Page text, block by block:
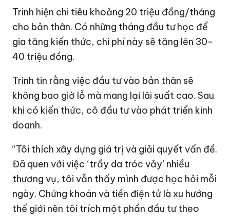
Trinh hiện chi tiêu khoảng 20 triệu đồng/tháng
cho bản thân. Có những tháng đầu tư học để
gia tăng kiến thức, chi phí này sẽ tăng lên 30-
40 triệu đồng.
Trinh tin rằng việc đầu tư vào bản thân sẽ
không bao giờ lỗ mà mang lại lãi suất cao. Sau
khi có kiến thức, cô đầu tư vào phát triển kinh
doanh.
“Tôi thích xây dựng giá trị và giải quyết vấn đề.
Đã quen với việc ‘trầy da tróc vảy’ nhiều
thương vụ, tôi vẫn thấy mình được học hỏi mỗi
ngày. Chứng khoán và tiền điện tử là xu hướng
thế giới nên tôi trích một phần đầu tư theo